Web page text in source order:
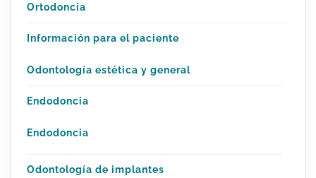
Ortodoncia
Información para el paciente
Odontología estética y general
Endodoncia
Endodoncia
Odontología de implantes